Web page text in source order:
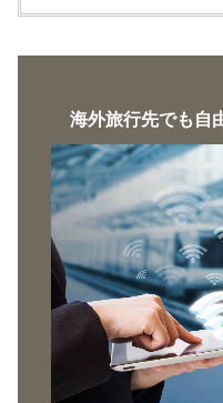
海外旅行先でも自